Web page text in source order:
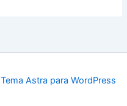
Tema Astra para WordPress